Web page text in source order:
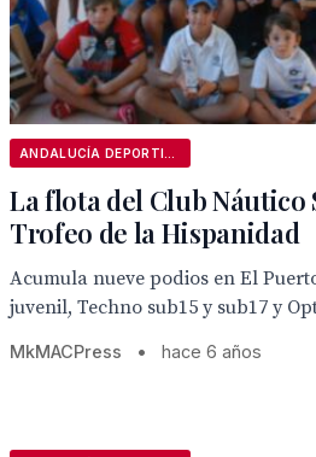
La flota del Club
Trofeo de la Hispanidad
Acumula nueve podios en El
juvenil, Techno sub15 y sub17 y
MkMACPress • hace 6 años